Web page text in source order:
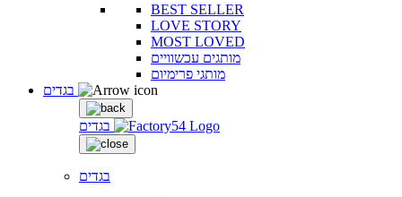
BEST SELLER
LOVE STORY
MOST LOVED
מותגים עכשוויים
מותגי פרימיום
בגדים
בגדים